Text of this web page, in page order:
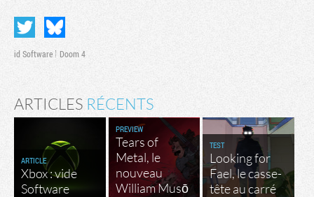
id Software Doom 4
ARTICLES RÉCENTS
ARTICLE
Xbox : vide
Software
PREVIEW
Tears of
Metal, le
nouveau
William Musō
TEST
Looking for
Fael, le casse-
tête au carré